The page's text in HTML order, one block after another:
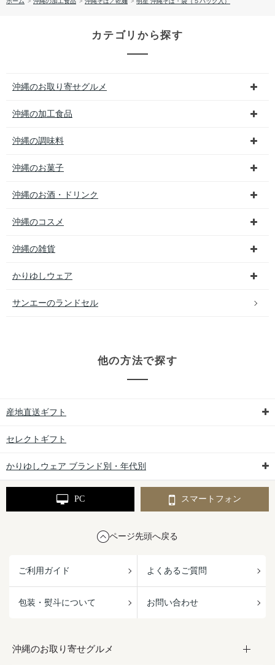
カテゴリから探す
沖縄のお取り寄せグルメ
沖縄の加工食品
沖縄の調味料
沖縄のお菓子
沖縄のお酒・ドリンク
沖縄のコスメ
沖縄の雑貨
かりゆしウェア
サンエーのランドセル
他の方法で探す
産地直送ギフト
セレクトギフト
かりゆしウェア ブランド別・年代別
PC スマートフォン
ページ先頭へ戻る
ご利用ガイド よくあるご質問
包装・熨斗について お問い合わせ
沖縄のお取り寄せグルメ